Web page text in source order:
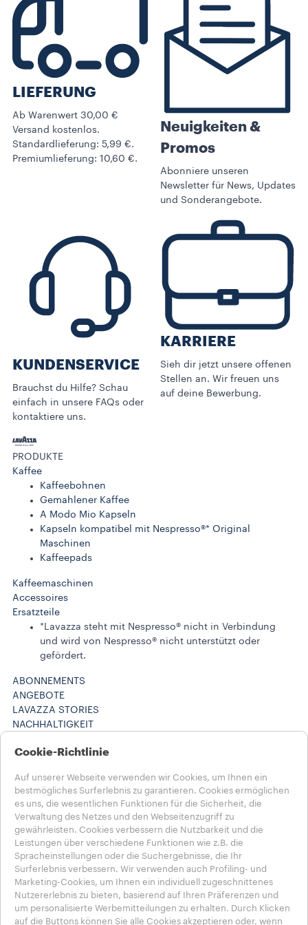
LIEFERUNG
Ab Warenwert 30,00 €
Versand kostenlos.
Standardlieferung: 5,99 €.
Premiumlieferung: 10,60 €.
Neuigkeiten &
Promos​
Abonniere unseren
Newsletter für News, Updates
und Sonderangebote.
KUNDENSERVICE​
Brauchst du Hilfe? Schau
einfach in unsere FAQs oder
kontaktiere uns.
KARRIERE
Sieh dir jetzt unsere offenen
Stellen an. Wir freuen uns
auf deine Bewerbung.
PRODUKTE
Kaffee
Kaffeebohnen
Gemahlener Kaffee
A Modo Mio Kapseln
Kapseln kompatibel mit Nespresso®* Original
Maschinen
Kaffeepads
Kaffeemaschinen
Accessoires
Ersatzteile
*Lavazza steht mit Nespresso® nicht in Verbindung
und wird von Nespresso® nicht unterstützt oder
gefördert.
ABONNEMENTS
ANGEBOTE
LAVAZZA STORIES
NACHHALTIGKEIT
Maschinenregistrierung
FAQs
Kontakt
Karriere
Datenschutz & AGB​
Nutzungsbedingungen
Geschäftsbedingungen
Abonnement kündigen / Vertrag widerrufen
Wähle dein Land aus​
DEUTSCHLAND​
Cookie-Richtlinie
Auf unserer Webseite verwenden wir Cookies, um Ihnen ein
bestmögliches Surferlebnis zu garantieren. Cookies ermöglichen
es uns, die wesentlichen Funktionen für die Sicherheit, die
Verwaltung des Netzes und den Webseitenzugriff zu
gewährleisten. Cookies verbessern die Nutzbarkeit und die
Leistungen über verschiedene Funktionen wie z.B. die
Spracheinstellungen oder die Suchergebnisse, die Ihr
Surferlebnis verbessern. Wir verwenden auch Profiling- und
Marketing-Cookies, um Ihnen ein individuell zugeschnittenes
Nutzererlebnis zu bieten, basierend auf Ihren Präferenzen und
um personalisierte Werbemitteilungen zu erhalten. Durch Klicken
auf die Buttons können Sie alle Cookies akzeptieren oder, wenn